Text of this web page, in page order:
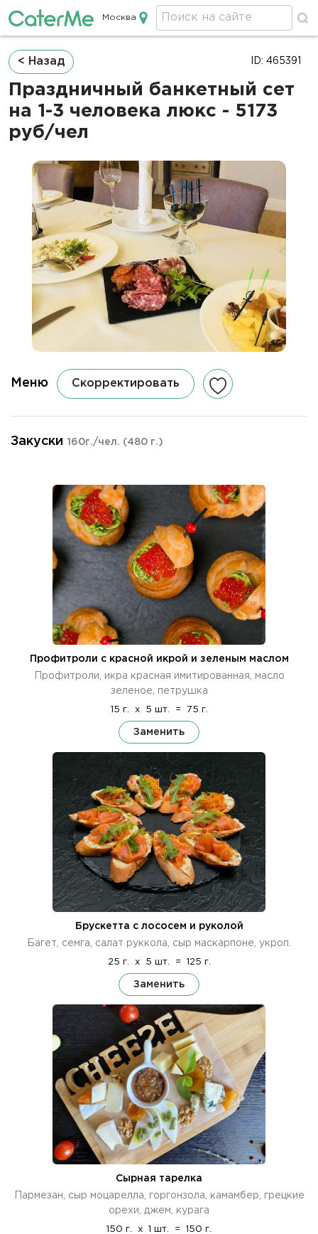
Кейтеринг в Москве
Москва
Строка
навигации
< Назад
Праздничный банкетный сет
на 1-3 человека люкс - 5173
руб/чел
ID: 465391
Меню Скорректировать
Закуски 160г./чел. (480 г.)
Профитроли с красной икрой и зеленым маслом
Профитроли, икра красная имитированная, масло
зеленое, петрушка
15 г. x 5 шт. = 75 г.
Заменить
Брускетта с лососем и руколой
Багет, семга, салат руккола, сыр маскарпоне, укроп.
25 г. x 5 шт. = 125 г.
Заменить
Сырная тарелка
Пармезан, сыр моцарелла, горгонзола, камамбер, грецкие
орехи, джем, курага
150 г. x 1 шт. = 150 г.